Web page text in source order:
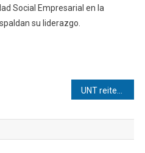
Social Empresarial en la
su liderazgo.